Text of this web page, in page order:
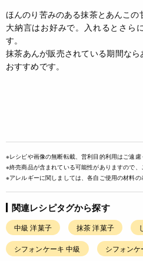
ほんのり苦みのある抹茶とあんこの
大納言はお好みで。入れるとさら
す。
抹茶あんが販売されている期間な
おすすめです。
※レシピや画像の無断転載、営利目的利用はご遠慮
※終売商品が含まれている可能性がありますので、
※アレルギーに関しましては、各自ご使用の材料の
関連レシピタグから探す
中級 洋菓子 抹茶 洋菓子
シフォンケーキ 中級 シフォン